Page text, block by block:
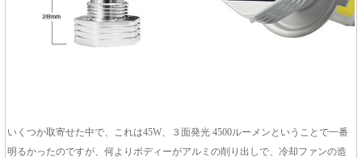
いくつか取寄せた中で、これは45W、３面発光 4500ルーメンということで一番
明るかったのですが、何よりボディーがアルミの削り出しで、冷却ファンの造